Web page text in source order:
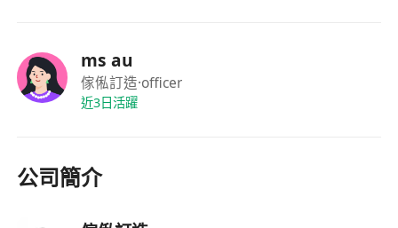
ms au
傢俬訂造·officer
近3日活躍
公司簡介